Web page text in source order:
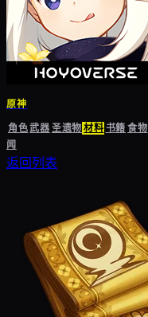
原神
角色武器圣遗物材料书籍食物
闻
返回列表